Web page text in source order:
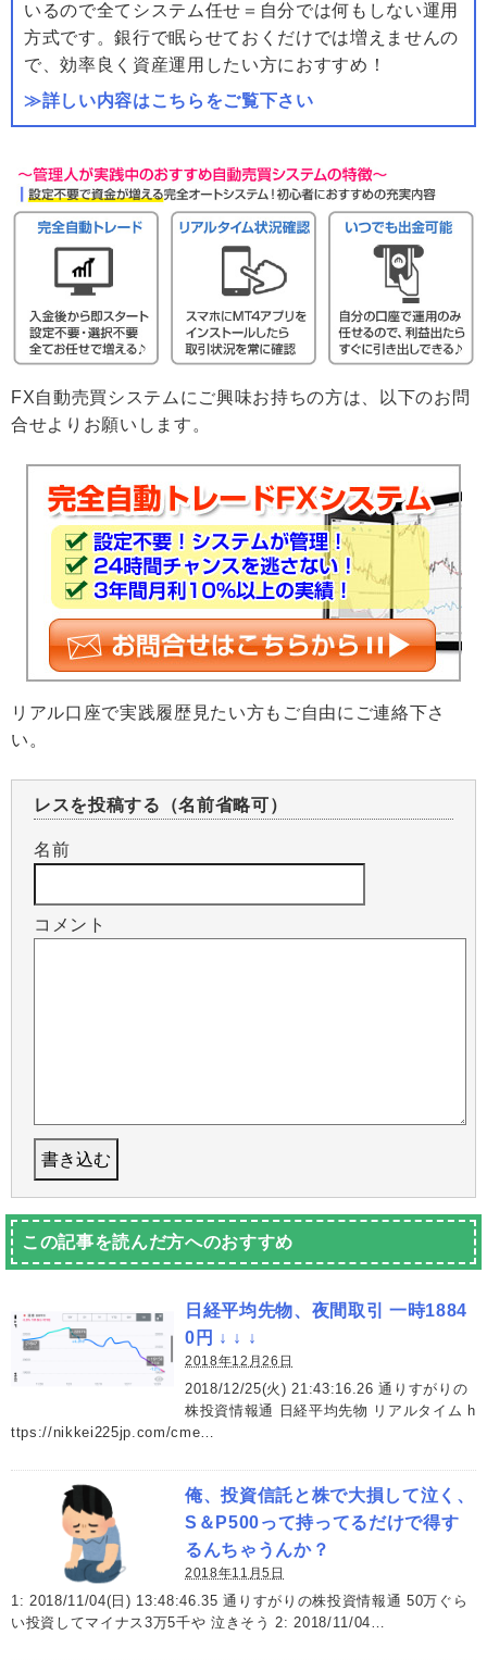
いるので全てシステム任せ＝自分では何もしない運用
方式です。銀行で眠らせておくだけでは増えませんの
で、効率良く資産運用したい方におすすめ！
≫詳しい内容はこちらをご覧下さい
FX自動売買システムにご興味お持ちの方は、以下のお問
合せよりお願いします。
リアル口座で実践履歴見たい方もご自由にご連絡下さ
い。
レスを投稿する（名前省略可）
名前
コメント
この記事を読んだ方へのおすすめ
日経平均先物、夜間取引 一時1884
0円 ↓ ↓ ↓
2018年12月26日
2018/12/25(火) 21:43:16.26 通りすがりの
株投資情報通 日経平均先物 リアルタイム h
ttps://nikkei225jp.com/cme…
俺、投資信託と株で大損して泣く、
S＆P500って持ってるだけで得す
るんちゃうんか？
2018年11月5日
1: 2018/11/04(日) 13:48:46.35 通りすがりの株投資情報通 50万ぐら
い投資してマイナス3万5千や 泣きそう 2: 2018/11/04…